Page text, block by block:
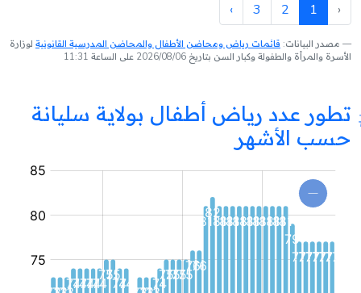
‹
1
2
3
›
مصدر البيانات: قائمات رياض ومحاضن الأطفال والمحاضن المدرسية القانونية لوزارة
الأسرة والمرأة والطفولة وكبار السن بتاريخ 2026/08/06 على الساعة 11:31
تطور عدد رياض أطفال بولاية سليانة
حسب الأشهر
روضة